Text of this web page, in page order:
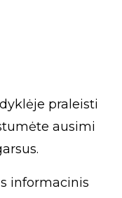
praleisti
ausimi
informacinis